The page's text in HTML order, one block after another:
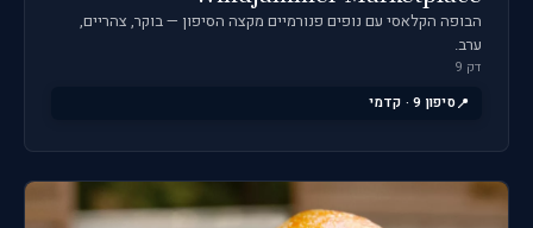
הבופה הקלאסי עם נופים פנורמיים מקצה הסיפון — בוקר, צהריים,
ערב.
דק 9
סיפון 9 · קדמי